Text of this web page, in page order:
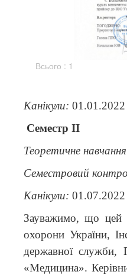
Всього : 1
Канікули:
Семестр ІІ
Теоретичне
Семестровий
Канікули:
Зауважимо, що цей
охорони України,
державної служби,
«Медицина».